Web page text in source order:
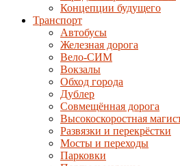
Концепции будущего
Транспорт
Автобусы
Железная дорога
Вело-СИМ
Вокзалы
Обход города
Дублер
Совмещённая дорога
Высокоскоростная
Развязки и перекрёстки
Мосты и переходы
Парковки